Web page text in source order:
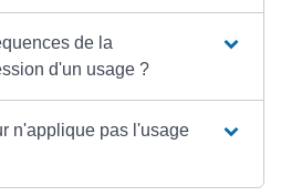
de la
d'un usage ?
n'applique pas l'usage